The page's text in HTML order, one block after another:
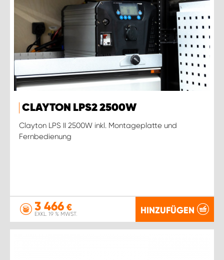
CLAYTON LPS2 2500W
Clayton LPS II 2500W inkl. Montageplatte und
Fernbedienung
3 466 €
EXKL. 19 % MWST. HINZUFÜGEN